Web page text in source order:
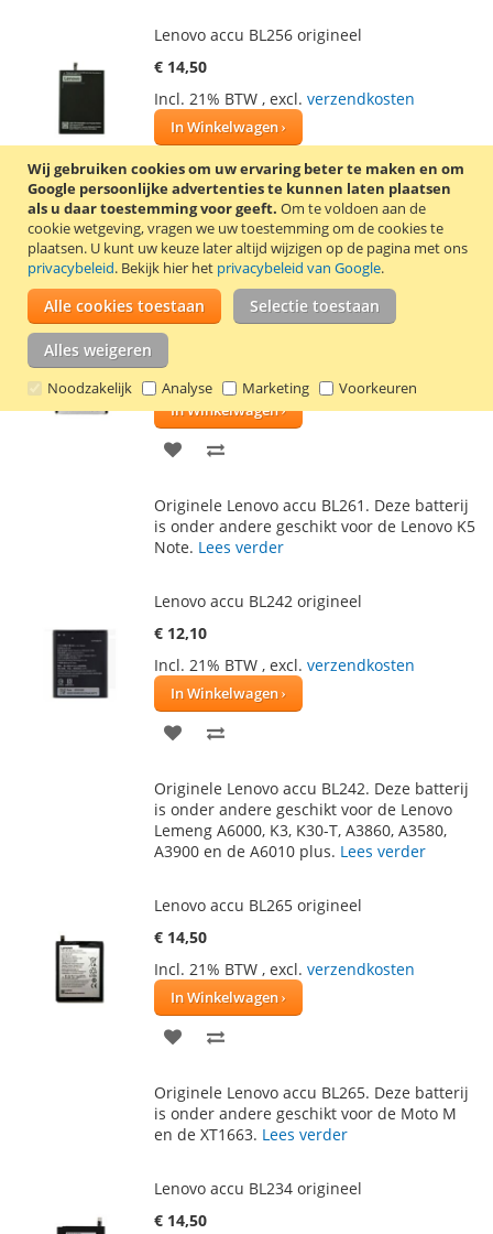
Wij gebruiken cookies om uw ervaring beter te maken en om
Google persoonlijke advertenties te kunnen laten plaatsen
als u daar toestemming voor geeft. Om te voldoen aan de
cookie wetgeving, vragen we uw toestemming om de cookies te
plaatsen. U kunt uw keuze later altijd wijzigen op de pagina met ons
privacybeleid. Bekijk hier het privacybeleid van Google.
Alle cookies toestaan Selectie toestaan
Alles weigeren
Noodzakelijk Analyse Marketing Voorkeuren
Lenovo accu BL256 origineel
€ 14,50
Incl. 21% BTW , excl. verzendkosten
In Winkelwagen
VOEG
TOE
AAN
VERLANGLIJST
TOEVOEGEN
OM
TE
VERGELIJKEN
Originele Lenovo accu BL256. Deze accu is
onder andere geschikt voor de Lemon X3
Lite en de K4 Note.Lees verder
Lenovo accu BL261 origineel
Incl. 21% BTW, excl.verzendkosten
In Winkelwagen
VOEG
AAN TE
Originele Lenovo accu BL261. Deze batterij
is onder andere geschikt voor de Lenovo K5
Note. Lees verder
Lenovo accu BL242 origineel
€ 12,10
Incl. 21% BTW , excl. verzendkosten
In Winkelwagen
VOEG
AAN
VERLANGLIJST
TE
VERGELIJKEN
Originele Lenovo accu BL242. Deze batterij
is onder andere geschikt voor de Lenovo
Lemeng A6000, K3, K30-T, A3860, A3580,
A3900 en de A6010 plus. Lees verder
Lenovo accu BL265 origineel
€ 14,50
Incl. 21% BTW , excl. verzendkosten
In Winkelwagen
VOEG
AAN TE
Originele Lenovo accu BL265. Deze batterij
is onder andere geschikt voor de Moto M
en de XT1663. Lees verder
Lenovo accu BL234 origineel
€ 14,50